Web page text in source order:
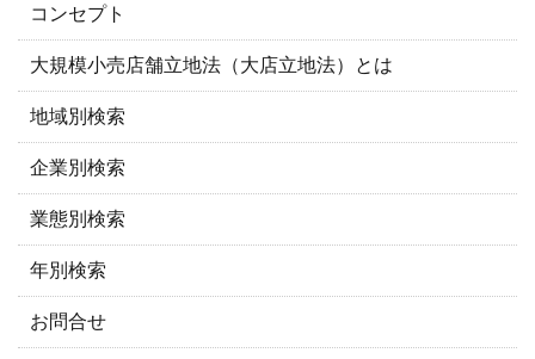
コンセプト
大規模小売店舗立地法（大店立地法）とは
地域別検索
企業別検索
業態別検索
年別検索
お問合せ